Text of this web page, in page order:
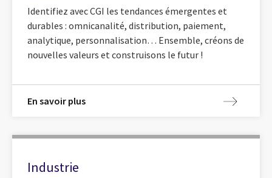
Identifiez avec CGI les tendances émergentes et
durables : omnicanalité, distribution, paiement,
analytique, personnalisation… Ensemble, créons de
nouvelles valeurs et construisons le futur !
En savoir plus
Industrie